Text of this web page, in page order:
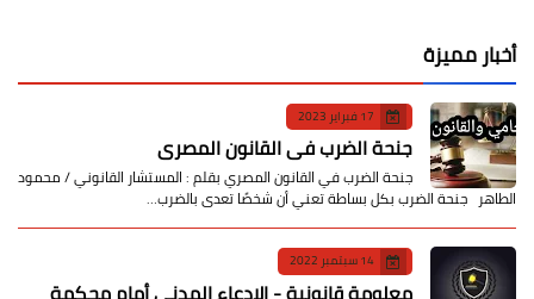
أخبار مميزة
17 فبراير 2023
جنحة الضرب في القانون المصري
جنحة الضرب في القانون المصري بقلم : المستشار القانوني / محمود
الطاهر جنحة الضرب بكل بساطة تعني أن شخصًا تعدى بالضرب…
14 سبتمبر 2022